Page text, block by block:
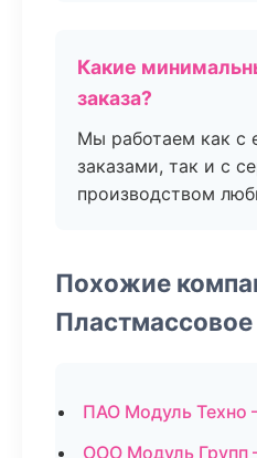
Какие
заказа?
Мы работаем как с
заказами, так и с
производством
Похожие
ПАО Модуль Техно
ООО Модуль Групп